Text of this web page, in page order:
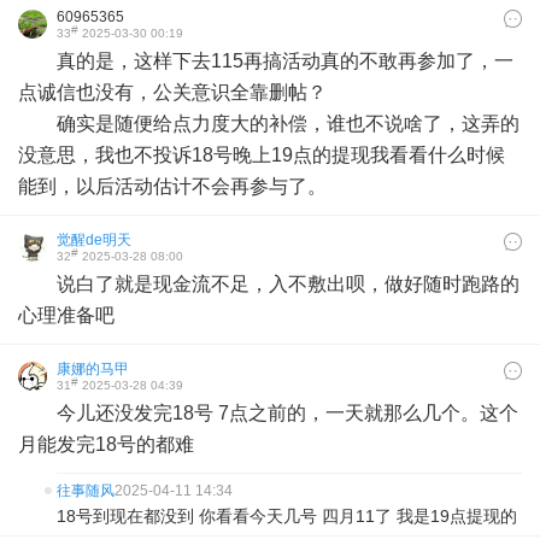
60965365
33# 2025-03-30 00:19
真的是，这样下去115再搞活动真的不敢再参加了，一
点诚信也没有，公关意识全靠删帖？
确实是随便给点力度大的补偿，谁也不说啥了，这弄的
没意思，我也不投诉18号晚上19点的提现我看看什么时候
能到，以后活动估计不会再参与了。
觉醒de明天
32# 2025-03-28 08:00
说白了就是现金流不足，入不敷出呗，做好随时跑路的
心理准备吧
康娜的马甲
31# 2025-03-28 04:39
今儿还没发完18号 7点之前的，一天就那么几个。这个
月能发完18号的都难
往事随风2025-04-11 14:34
18号到现在都没到 你看看今天几号 四月11了 我是19点提现的